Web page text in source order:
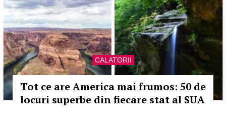
CALATORII
Tot ce are America mai frumos: 50 de
locuri superbe din fiecare stat al SUA